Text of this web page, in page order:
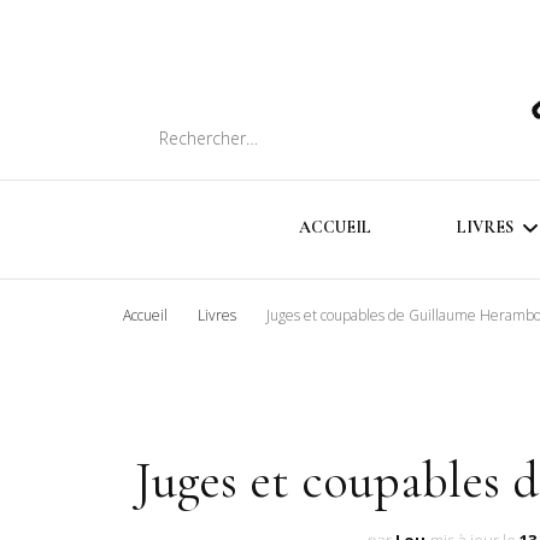
Rechercher :
ACCUEIL LIVRES
Accueil Livres Juges et coupables de Guillaume
Juges et coupables